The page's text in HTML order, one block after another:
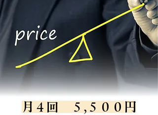
月４回 ５,５００円